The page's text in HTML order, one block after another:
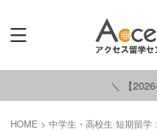
＼ 【2026冬休み
HOME > 中学生・高校生 短期留学